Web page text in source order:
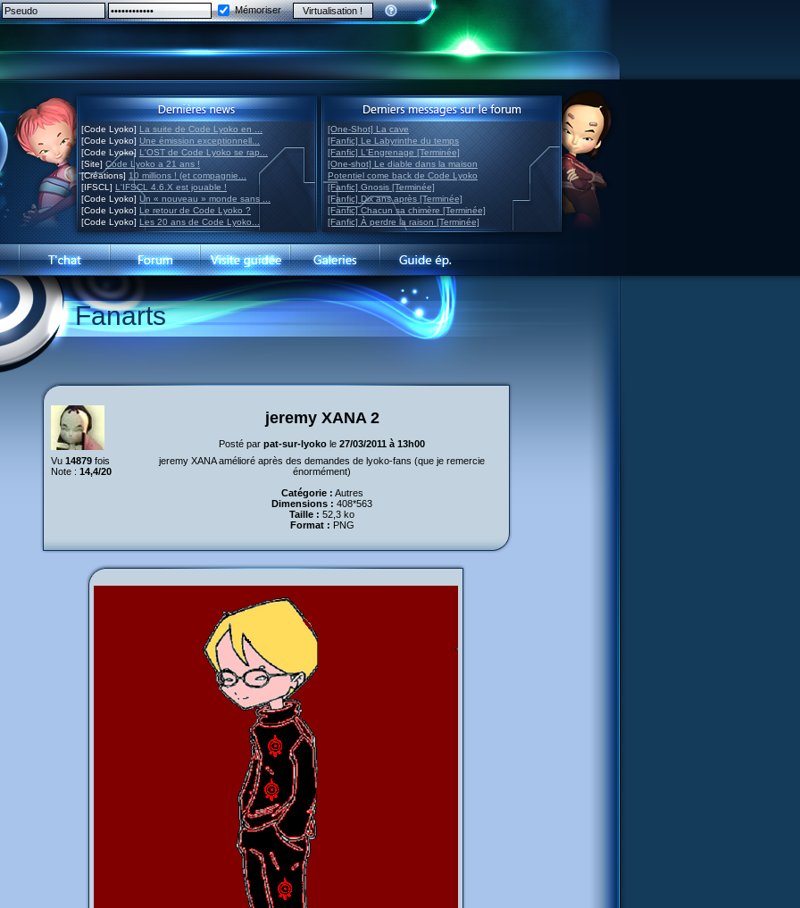
Mémoriser
[Code Lyoko] La suite de Code Lyoko en ...
[Code Lyoko] Une émission exceptionnell...
[Code Lyoko] L'OST de Code Lyoko se rap...
[Site] Code Lyoko a 21 ans !
[Créations] 10 millions ! (et compagnie...
[IFSCL] L'IFSCL 4.6.X est jouable !
[Code Lyoko] Un « nouveau » monde sans ...
[Code Lyoko] Le retour de Code Lyoko ?
[Code Lyoko] Les 20 ans de Code Lyoko...
[One-Shot] La cave
[Fanfic] Le Labyrinthe du temps
[Fanfic] L'Engrenage [Terminée]
[One-shot] Le diable dans la maison
Potentiel come back de Code Lyoko
[Fanfic] Gnosis [Terminée]
[Fanfic] Dix ans après [Terminée]
[Fanfic] Chacun sa chimère [Terminée]
[Fanfic] À perdre la raison [Terminée]
Fanarts
jeremy XANA 2
Posté par pat-sur-lyoko le 27/03/2011 à 13h00
Vu 14879fois
Note : 14,4/20
jeremy XANA amélioré après des demandes de lyoko-fans (que je remercie
énormément)
Catégorie : Autres
Dimensions : 408*563
Taille : 52,3 ko
Format : PNG